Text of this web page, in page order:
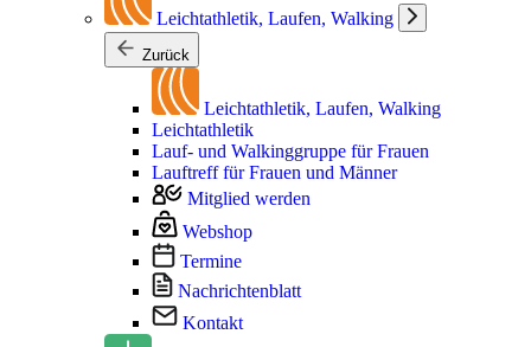
Leichtathletik, Laufen, Walking
Zurück
Leichtathletik, Laufen, Walking
Leichtathletik
Lauf- und Walkinggruppe für Frauen
Lauftreff für Frauen und Männer
Mitglied werden
Webshop
Termine
Nachrichtenblatt
Kontakt